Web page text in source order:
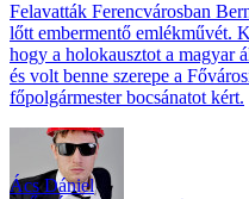
Felavatták Ferencvárosban
lőtt embermentő emlékművét.
hogy a holokausztot a magyar
és volt benne szerepe a
főpolgármester bocsánatot kért.
Ács Dániel